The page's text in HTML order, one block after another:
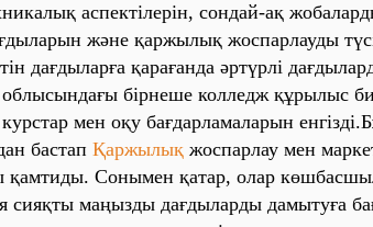
аспектілерін, сондай-ақ
және қаржылық жоспарлауды
дағдыларға қарағанда әртүрлі
облысындағы бірнеше колледж құрылыс
мен оқу бағдарламаларын
бастап Қаржылық жоспарлау мен
қамтиды. Сонымен қатар, олар
сияқты маңызды дағдыларды дамытуға